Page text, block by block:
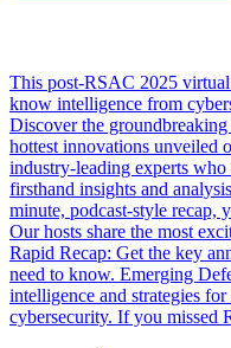
This post-RSAC 2025
know intelligence from
Discover the
hottest innovations unveiled
industry-leading experts
firsthand insights and
minute, podcast-style recap,
Our hosts share the most
Rapid Recap: Get the key
need to know. Emerging
intelligence and strategies
cybersecurity. If you missed